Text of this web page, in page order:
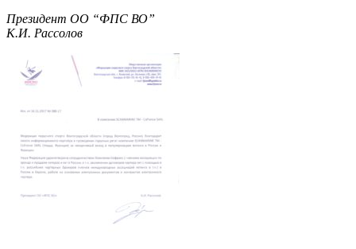
Президент ОО “ФПС ВО”
К.И. Рассолов